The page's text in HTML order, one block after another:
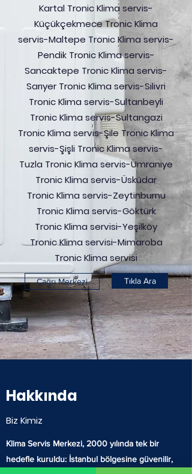
Kartal Tronic Klima servis-
Küçükçekmece Tronic Klima
servis-Maltepe Tronic Klima servis-
Pendik Tronic Klima servis-
Sancaktepe Tronic Klima servis-
Sarıyer Tronic Klima servis-Silivri
Tronic Klima servis-Sultanbeyli
Tronic Klima servis-Sultangazi
Tronic Klima servis-Şile Tronic Klima
servis-Şişli Tronic Klima servis-
Tuzla Tronic Klima servis-Ümraniye
Tronic Klima servis-Üsküdar
Tronic Klima servis-Zeytinburnu
Tronic Klima servis-Göktürk
Tronic Klima servisi-Yeşilköy
Tronic Klima servisi-Mimaroba
Tronic Klima servisi
Çağrı Merkezi Tıkla Ara
Hakkında
Biz Kimiz
Klima Servis Merkezi, 2000 yılında tek bir
hedefle kuruldu: İstanbul bölgesine güvenilir,